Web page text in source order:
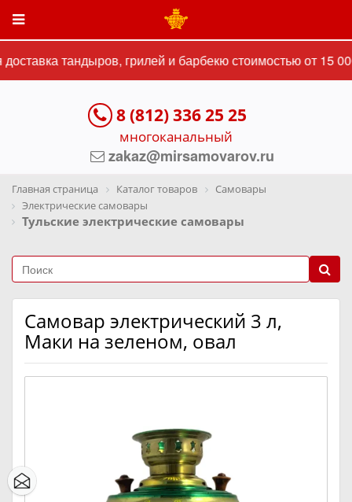
тандыров, грилей и барбекю стоимостью от 15
8 (812) 336 25 25
многоканальный
zakaz@mirsamovarov.ru
Главная страница Каталог товаров
Самовары
Электрические самовары
Тульские электрические самовары
Самовар электрический 3 л,
Маки на зеленом, овал